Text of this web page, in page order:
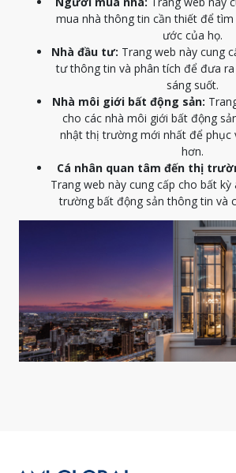
mua nhà thông tin cần thiết để
ước của họ.
Nhà đầu tư: Trang web này cung
tư thông tin và phân tích để đưa
sáng suốt.
Nhà môi giới bất động sản:
cho các nhà môi giới bất động
nhật thị trường mới nhất để phục
hơn.
Cá nhân quan tâm đến thị
Trang web này cung cấp cho bất
trường bất động sản thông tin và